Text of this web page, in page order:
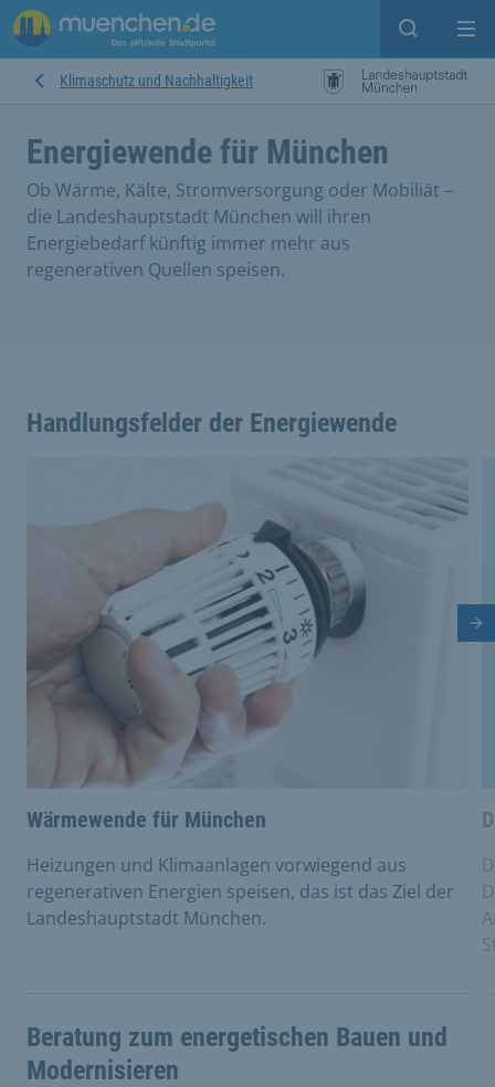
Suche
Klimaschutz und Nachhaltigkeit
Energiewende für München
Ob Wärme, Kälte, Stromversorgung oder Mobiliät –
die Landeshauptstadt München will ihren
Energiebedarf künftig immer mehr aus
regenerativen Quellen speisen.
Handlungsfelder der Energiewende
Wärmewende für München
Heizungen und Klimaanlagen vorwiegend aus
regenerativen Energien speisen, das ist das Ziel der
Landeshauptstadt München.
Beratung zum energetischen Bauen und
Modernisieren